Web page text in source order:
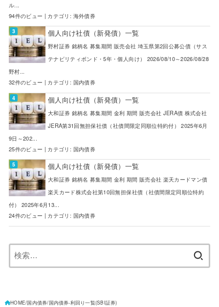
ル...
94件のビュー | カテゴリ: 海外債券
個人向け社債（新発債）一覧
野村証券 銘柄名 募集期間 販売会社 埼玉県第2回公募公債（サス
テナビリティボンド・5年・個人向け） 2026/08/10～2026/08/28
野村...
32件のビュー | カテゴリ: 国内債券
個人向け社債（新発債）一覧
大和証券 銘柄名 募集期間 金利 期間 販売会社 JERA債 株式会社
JERA第31回無担保社債（社債間限定同順位特約付） 2025年6月
9日～202...
25件のビュー | カテゴリ: 国内債券
個人向け社債（新発債）一覧
大和証券 銘柄名 募集期間 金利 期間 販売会社 楽天カードマン債
楽天カード株式会社第10回無担保社債（社債間限定同順位特約
付） 2025年6月13...
24件のビュー | カテゴリ: 国内債券
HOME 国内債券 国内債券-利回り一覧(SBI証券)